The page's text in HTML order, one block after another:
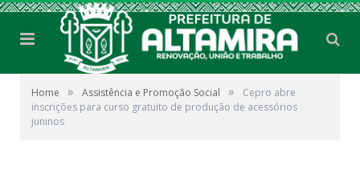
Home » Assistência e Promoção Social »
Cepro abre
inscrições para curso gratuito de produção de acessórios
juninos